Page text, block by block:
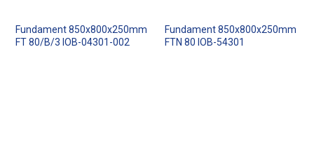
Fundament 850x800x250mm
FT 80/B/3 IOB-04301-002
Fundament 850x800x250mm
FTN 80 IOB-54301